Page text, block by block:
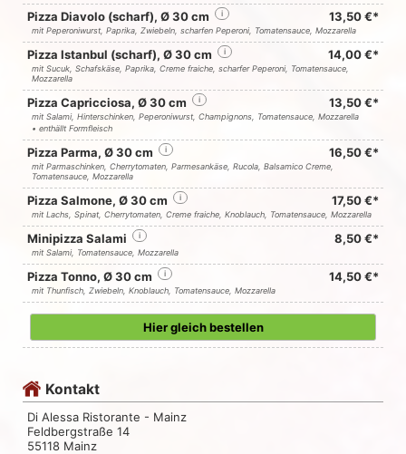
Pizza Diavolo (scharf), Ø 30 cm i 13,50 €*
mit Peperoniwurst, Paprika, Zwiebeln, scharfen Peperoni, Tomatensauce, Mozzarella
Pizza Istanbul (scharf), Ø 30 cm i 14,00 €*
mit Sucuk, Schafskäse, Paprika, Creme fraiche, scharfer Peperoni, Tomatensauce,
Mozzarella
Pizza Capricciosa, Ø 30 cm i 13,50 €*
mit Salami, Hinterschinken, Peperoniwurst, Champignons, Tomatensauce, Mozzarella
• enthällt Formfleisch
Pizza Parma, Ø 30 cm i 16,50 €*
mit Parmaschinken, Cherrytomaten, Parmesankäse, Rucola, Balsamico Creme,
Tomatensauce, Mozzarella
Pizza Salmone, Ø 30 cm i 17,50 €*
mit Lachs, Spinat, Cherrytomaten, Creme fraiche, Knoblauch, Tomatensauce, Mozzarella
Minipizza Salami i 8,50 €*
mit Salami, Tomatensauce, Mozzarella
Pizza Tonno, Ø 30 cm i 14,50 €*
mit Thunfisch, Zwiebeln, Knoblauch, Tomatensauce, Mozzarella
Hier gleich bestellen
Kontakt
Di Alessa Ristorante - Mainz
Feldbergstraße 14
55118 Mainz